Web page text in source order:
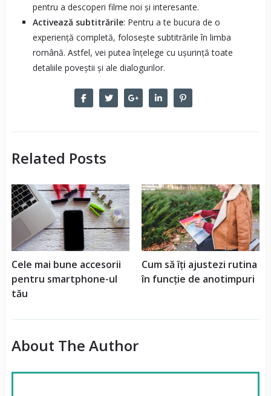
pentru a descoperi filme noi și interesante.
Activează subtitrările: Pentru a te bucura de o
experiență completă, folosește subtitrările în limba
română. Astfel, vei putea înțelege cu ușurință toate
detaliile poveștii și ale dialogurilor.
Related Posts
Cele mai bune accesorii
pentru smartphone-ul
tău
Cum să îți ajustezi rutina
în funcție de anotimpuri
About The Author